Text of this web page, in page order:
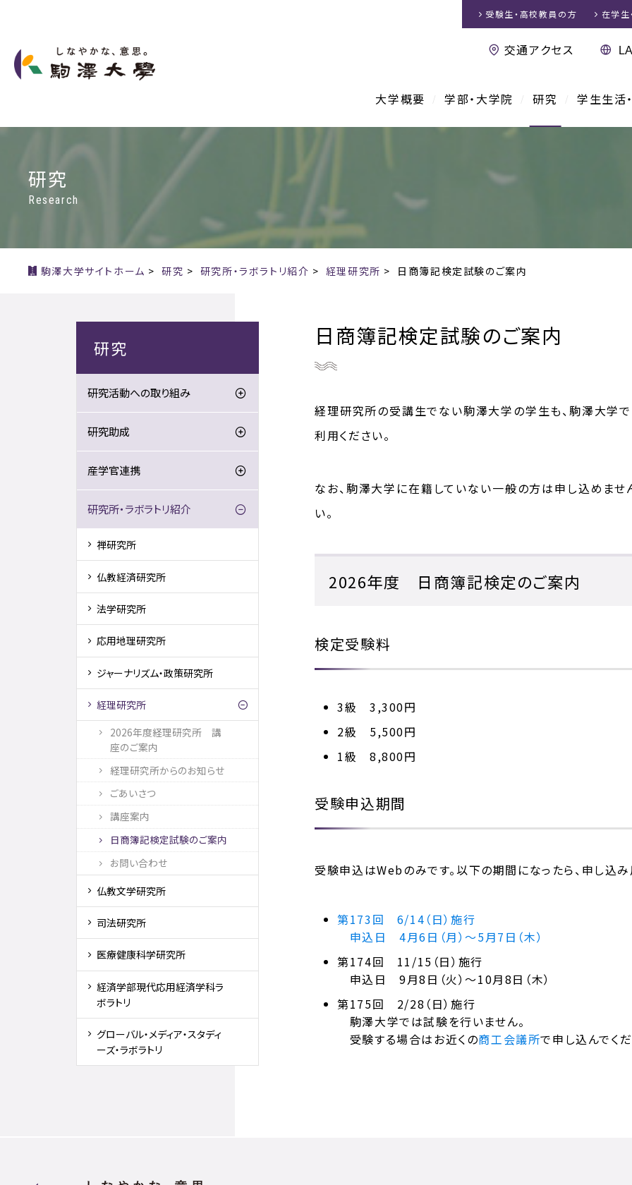
大学概要 学部・大学院 研究 学生生活
受験生・高校教員 の方 在学生
交通アクセス
研究
Research
駒澤大学サイトホーム >研究 > 研究所・ラボラトリ紹介 > 経理研究所 > 日商簿記検定試験のご案内
日商簿記検定試験のご案内
経理研究所の受講生でない駒澤大学の学生も、駒澤大学
利用ください。
なお、駒澤大学に在籍していない一般の方は申し込めま
い。
2026年度 日商簿記検定のご案内
検定受験料
3級 3,300円
2級 5,500円
1級 8,800円
受験申込期間
受験申込はWebのみです。以下の期間になったら、申し込
第173回 6/14（日）施行
申込日 4月6日（月）～5月7日（木）
第174回 11/15（日）施行
申込日 9月8日（火）～10月8日（木）
第175回 2/28（日）施行
駒澤大学では試験を行いません。
受験する場合はお近くの商工会議所で申し込んでく
研究
研究活動への取り組み
研究助成
産学官連携
研究所・ラボラトリ紹介
禅研究所
仏教経済研究所
法学研究所
応用地理研究所
ジャーナリズム・政策研究所
経理研究所
2026年度経理研究所 講
座のご案内
経理研究所からのお知らせ
ごあいさつ
講座案内
日商簿記検定試験のご案内
お問い合わせ
仏教文学研究所
司法研究所
医療健康科学研究所
経済学部現代応用経済学科ラ
ボラトリ
グローバル・メディア・スタディ
ーズ・ラボラトリ